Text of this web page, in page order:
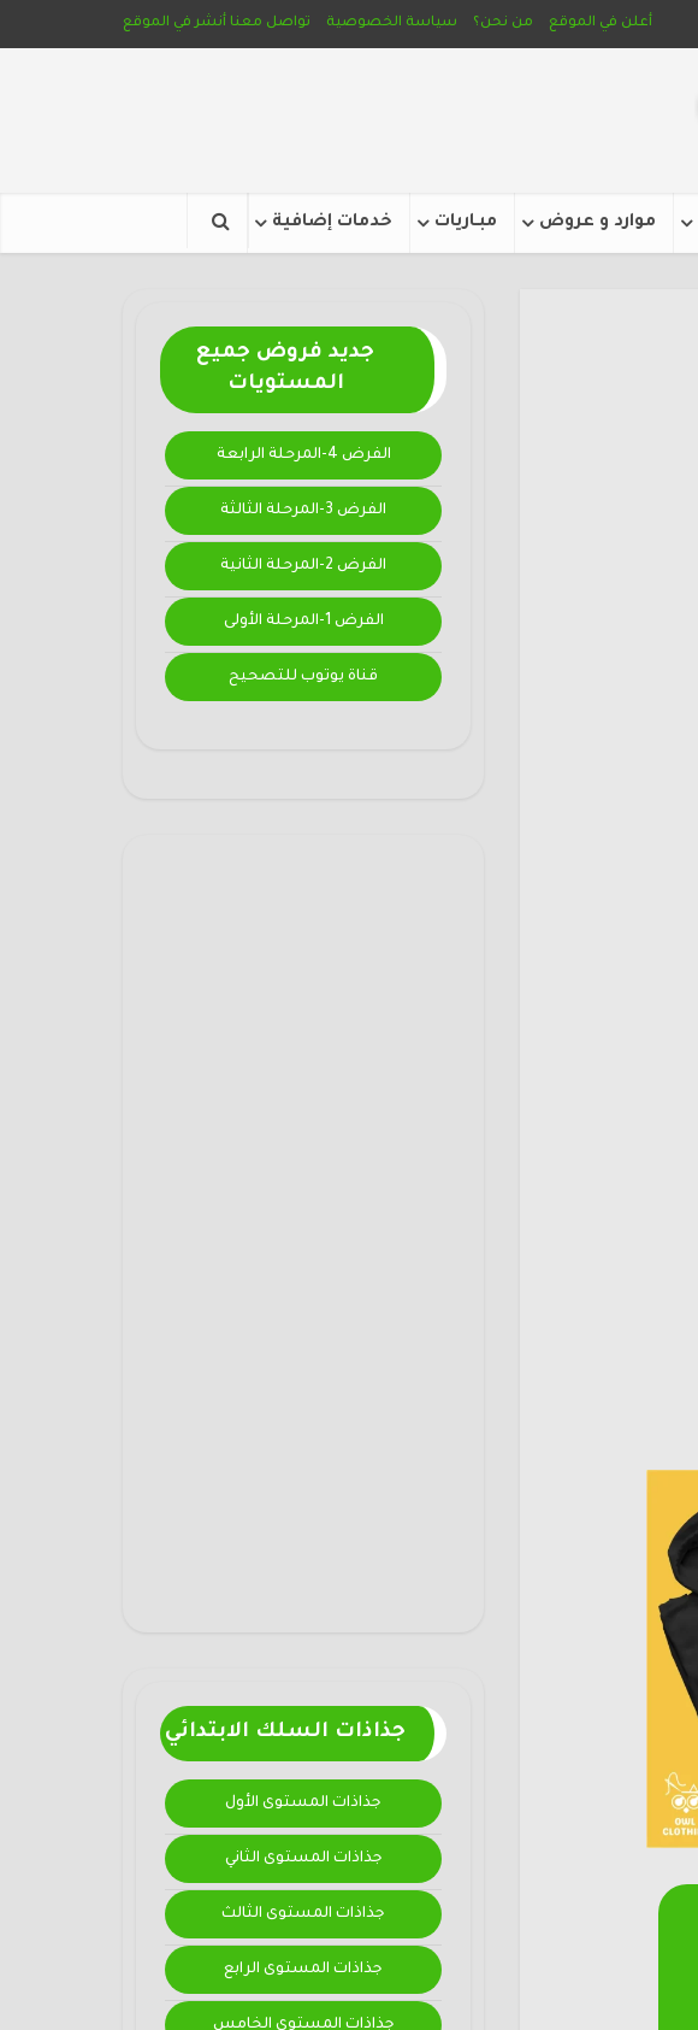
أعلن في الموقع من نحن؟ سياسة الخصوصية تواصل معنا أنشر في الموقع
موارد و عروض مبـاريات خدمات إضافية
جديد فروض جميع
المستويات
الفرض 4-المرحلة الرابعة
الفرض 3-المرحلة الثالثة
الفرض 2-المرحلة الثانية
الفرض 1-المرحلة الأولى
قناة يوتوب للتصحيح
جذاذات السلك الابتدائي
جذاذات المستوى الأول
جذاذات المستوى الثاني
جذاذات المستوى الثالث
جذاذات المستوى الرابع
جذاذات المستوى الخامس